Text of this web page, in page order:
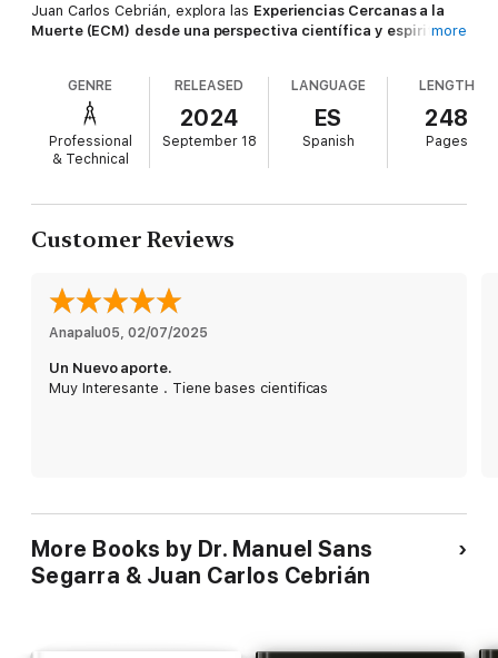
Juan Carlos Cebrián, explora las Experiencias Cercanas a la
Muerte (ECM) desde una perspectiva científica y espiritual.
conciencia y la vida después de la muerte, desafiando las
concepciones tradicionales y proporcionando una guía para
superar los miedos y ayudarnos a reflexionar sobre nuestra
propia vida.
more
GENRE
Professional
& Technical
RELEASED
2024
September 18
LANGUAGE
ES
Spanish
LENGTH
248
Pages
Customer Reviews
Anapalu05 02/07/2025
Un Nuevo aporte.
Muy Interesante . Tiene bases cientificas
More Books by Dr. Manuel Sans
Segarra & Juan Carlos Cebrián